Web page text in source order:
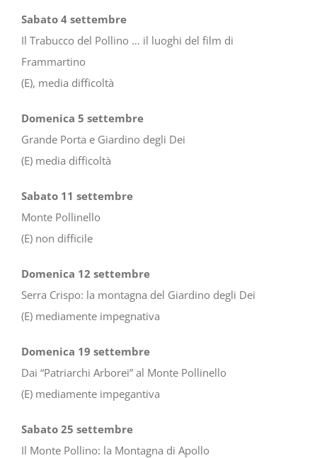
Sabato 4 settembre
Il Trabucco del Pollino … il luoghi del film di
Frammartino
(E), media difficoltà
Domenica 5 settembre
Grande Porta e Giardino degli Dei
(E) media difficoltà
Sabato 11 settembre
Monte Pollinello
(E) non difficile
Domenica 12 settembre
Serra Crispo: la montagna del Giardino degli Dei
(E) mediamente impegnativa
Domenica 19 settembre
Dai “Patriarchi Arborei” al Monte Pollinello
(E) mediamente impegantiva
Sabato 25 settembre
Il Monte Pollino: la Montagna di Apollo